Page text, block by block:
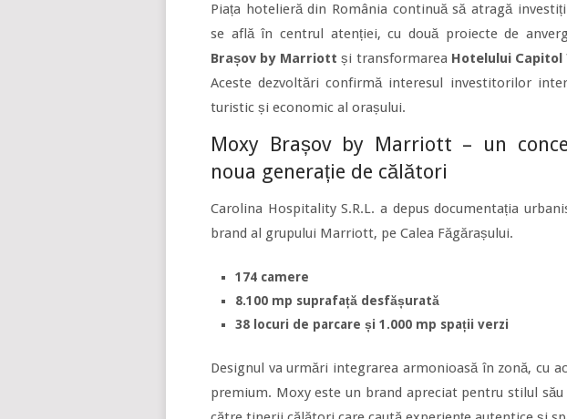
Piața hotelieră din România continuă să atragă
se află în centrul atenției, cu două proiecte de
Brașov by Marriott și transformarea Hotelului
Aceste dezvoltări confirmă interesul investitorilor
turistic și economic al orașului.
Moxy Brașov by Marriott – un
noua generație de călători
Carolina Hospitality S.R.L. a depus documentația
brand al grupului Marriott, pe Calea Făgărașului.
174 camere
8.100 mp suprafață desfășurată
38 locuri de parcare și 1.000 mp spații verzi
Designul va urmări integrarea armonioasă în zonă, cu
premium. Moxy este un brand apreciat pentru stilul